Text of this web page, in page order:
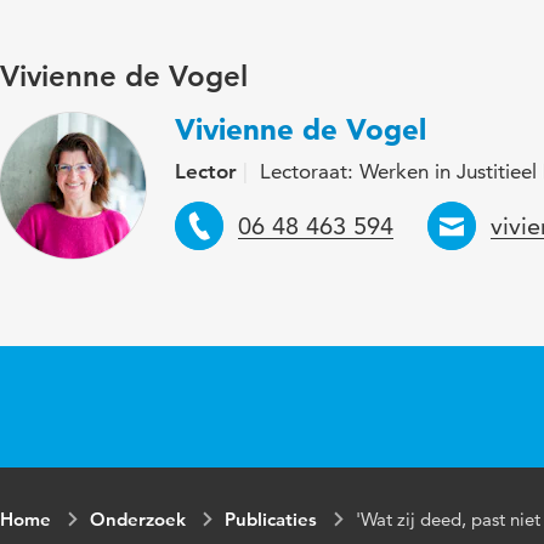
Trefwoorden
casussen
Paginabereik 135-150
Vivienne de Vogel
Vivienne de Vogel
Lector Lectoraat: Werken in Justitieel
Telefoon
06 48 463 594
Home Onderzoek Publicaties 'Wat zij deed, past niet